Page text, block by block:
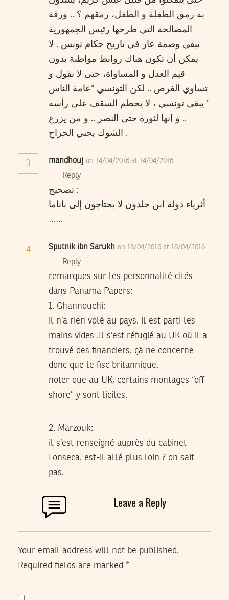
به رمق الطفلة و الطفل، رمقهم ؟ .. ورقة
المصالحة التي طرحها رئيس الجمهورية
تبقى وصمة عار في تاريخ حكام تونس . لا
يمكن أن تكون هناك روابط مواطنة بدون
قيم العدل و المساواة، حتى لا نقول و
تساوي الفرص .. لكن التونسي “عامة الناس
” يبقى تونسي ، لا يحطم السقف على رأسه
.. و إنها لثورة حتى النصر .. و من يزرع
الشوك يجني الجراح .
3 mandhouj on 14/04/2016 at 14/04/2016
Reply
تصحيح :
أثرياء دولة ابن خلدون لا يحتاجون إلى باناما
……
4 Sputnik ibn Sarukh on 18/04/2016 at 18/04/2016
Reply
remarques sur les personnalité cités
dans Panama Papers:
1. Ghannouchi:
il n’a rien volé au pays. il est parti les
mains vides .Il s’est réfugié au UK où il a
trouvé des financiers. çà ne concerne
donc que le fisc britannique.
noter que au UK, certains montages “off
shore” y sont licites.
2. Marzouk:
il s’est renseigné auprès du cabinet
Fonseca. est-il allé plus loin ? on sait
pas.
Leave a Reply
Your email address will not be published.
Required fields are marked *